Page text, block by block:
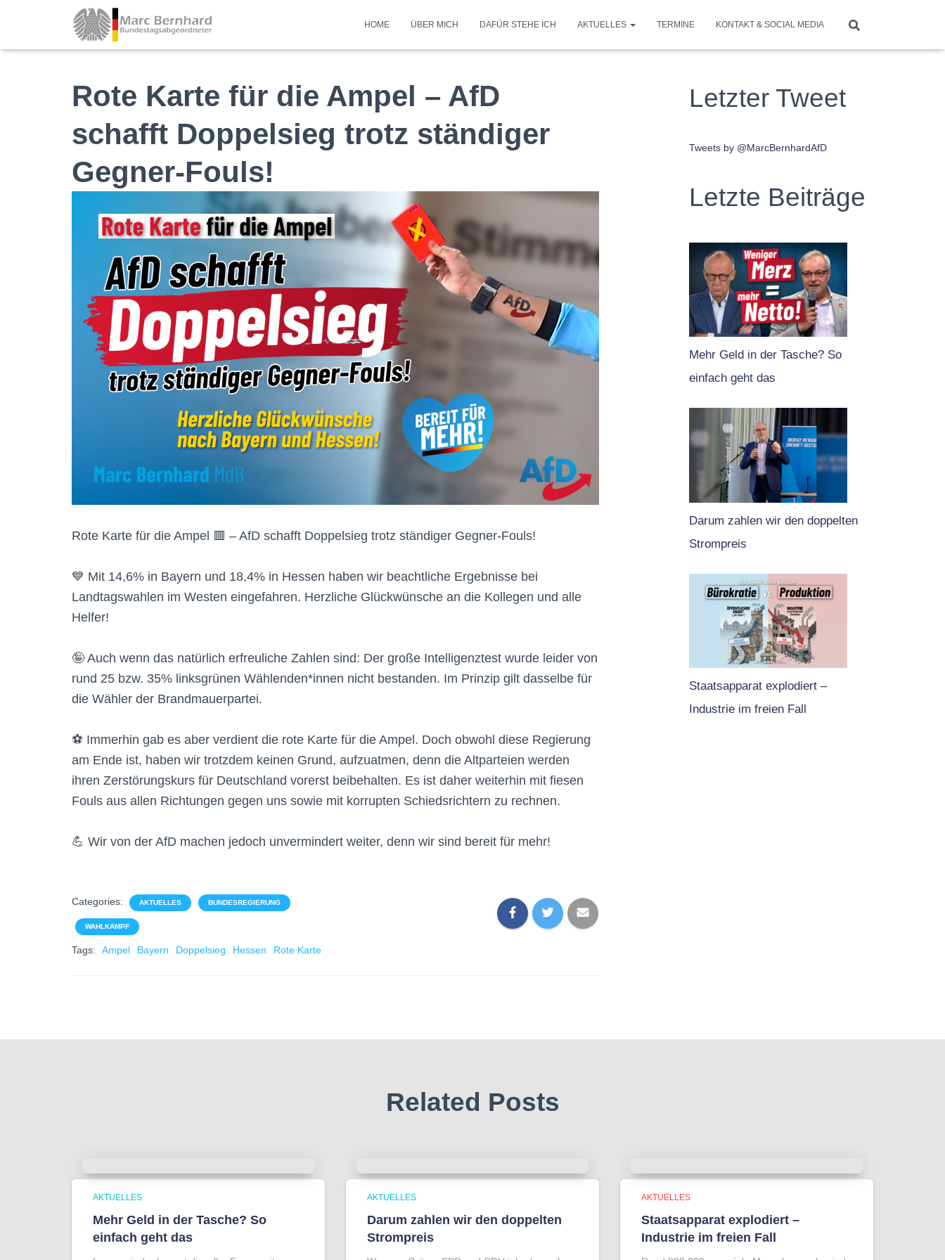
HOME ÜBER MICH DAFÜR STEHE ICH AKTUELLES TERMINE KONTAKT & SOCIAL MEDIA
Rote Karte für die Ampel – AfD
schafft Doppelsieg trotz ständiger
Gegner-Fouls!
Rote Karte für die Ampel 🟥 – AfD schafft Doppelsieg trotz ständiger Gegner-Fouls!
💙 Mit 14,6% in Bayern und 18,4% in Hessen haben wir beachtliche Ergebnisse bei
Landtagswahlen im Westen eingefahren. Herzliche Glückwünsche an die Kollegen und alle
Helfer!
🤪 Auch wenn das natürlich erfreuliche Zahlen sind: Der große Intelligenztest wurde leider von
rund 25 bzw. 35% linksgrünen Wählenden*innen nicht bestanden. Im Prinzip gilt dasselbe für
die Wähler der Brandmauerpartei.
⚽️ Immerhin gab es aber verdient die rote Karte für die Ampel. Doch obwohl diese Regierung
am Ende ist, haben wir trotzdem keinen Grund, aufzuatmen, denn die Altparteien werden
ihren Zerstörungskurs für Deutschland vorerst beibehalten. Es ist daher weiterhin mit fiesen
Fouls aus allen Richtungen gegen uns sowie mit korrupten Schiedsrichtern zu rechnen.
💪 Wir von der AfD machen jedoch unvermindert weiter, denn wir sind bereit für mehr!
Categories: AKTUELLES BUNDESREGIERUNG
WAHLKAMPF
Tags: Ampel Bayern Doppelsieg Hessen Rote Karte
Letzter Tweet
Tweets by @MarcBernhardAfD
Letzte Beiträge
Mehr Geld in der Tasche? So
einfach geht das
Darum zahlen wir den doppelten
Strompreis
Staatsapparat explodiert –
Industrie im freien Fall
Related Posts
AKTUELLES
Mehr Geld in der Tasche? So
einfach geht das
AKTUELLES
Darum zahlen wir den doppelten
Strompreis
AKTUELLES
Staatsapparat explodiert –
Industrie im freien Fall